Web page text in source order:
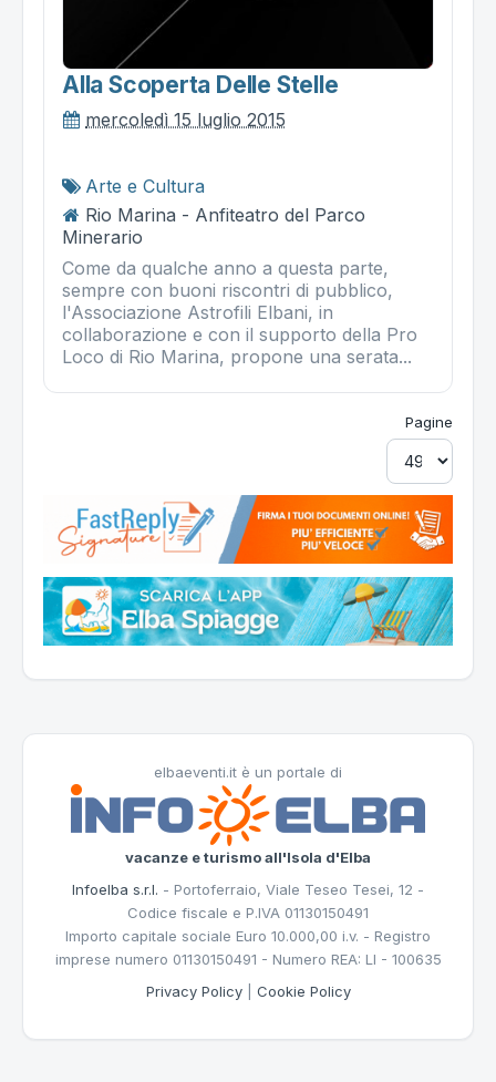
Alla Scoperta Delle Stelle
mercoledì 15 luglio 2015
Arte e Cultura
Rio Marina - Anfiteatro del Parco
Minerario
Come da qualche anno a questa parte,
sempre con buoni riscontri di pubblico,
l'Associazione Astrofili Elbani, in
collaborazione e con il supporto della Pro
Loco di Rio Marina, propone una serata...
Pagine
elbaeventi.it è un portale di
vacanze e turismo all'Isola d'Elba
Infoelba s.r.l. - Portoferraio, Viale Teseo Tesei, 12 -
Codice fiscale e P.IVA 01130150491
Importo capitale sociale Euro 10.000,00 i.v. - Registro
imprese numero 01130150491 - Numero REA: LI - 100635
Privacy Policy| Cookie Policy